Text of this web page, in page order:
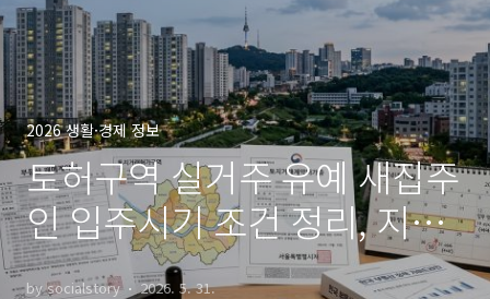
2026 생활·경제 정보
토허구역 실거주 유예 새집주
인 입주시기 조건 정리, 지금
바로 확인
by socialstory 2026. 5. 31.